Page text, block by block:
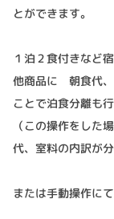
とができます。
１泊２食付きなど
他商品に 朝食代、
ことで泊食分離も
（この操作をした
代、室料の内訳が分
または手動操作に